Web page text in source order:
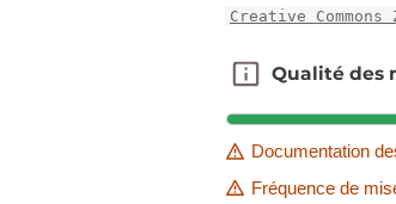
Creative Commons
Qualité des
Qualité des
Documentation
Fréquence de